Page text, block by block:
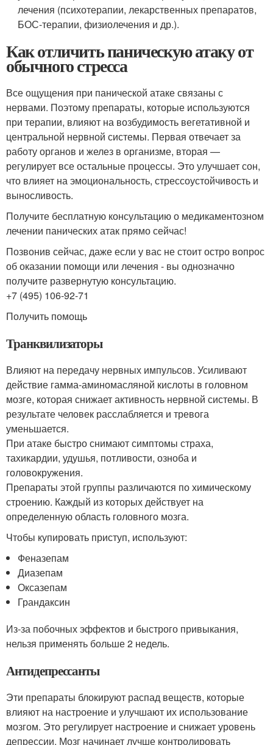
лечения (психотерапии, лекарственных препаратов,
БОС-терапии, физиолечения и др.).
Как отличить паническую атаку от
обычного стресса
Все ощущения при панической атаке связаны с
нервами. Поэтому препараты, которые используются
при терапии, влияют на возбудимость вегетативной и
центральной нервной системы. Первая отвечает за
работу органов и желез в организме, вторая —
регулирует все остальные процессы. Это улучшает сон,
что влияет на эмоциональность, стрессоустойчивость и
выносливость.
Получите бесплатную консультацию о медикаментозном
лечении панических атак прямо сейчас!
Позвонив сейчас, даже если у вас не стоит остро вопрос
об оказании помощи или лечения - вы однозначно
получите развернутую консультацию.
+7 (495) 106-92-71
Получить помощь
Транквилизаторы
Влияют на передачу нервных импульсов. Усиливают
действие гамма-аминомасляной кислоты в головном
мозге, которая снижает активность нервной системы. В
результате человек расслабляется и тревога
уменьшается.
При атаке быстро снимают симптомы страха,
тахикардии, удушья, потливости, озноба и
головокружения.
Препараты этой группы различаются по химическому
строению. Каждый из которых действует на
определенную область головного мозга.
Чтобы купировать приступ, используют:
Феназепам
Диазепам
Оксазепам
Грандаксин
Из-за побочных эффектов и быстрого привыкания,
нельзя применять больше 2 недель.
Антидепрессанты
Эти препараты блокируют распад веществ, которые
влияют на настроение и улучшают их использование
мозгом. Это регулирует настроение и снижает уровень
депрессии. Мозг начинает лучше контролировать